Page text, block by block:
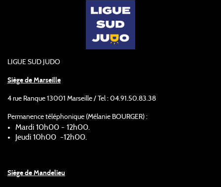
LIGUE SUD JUDO
Siège de Marseille
4 rue Ranque 13001 Marseille / Tel : 04.91.50.83.38
Permanence téléphonique (Mélanie BOURGER) :
Mardi 10h00 - 12h00.
Jeudi 10h00 -12h00.
Siège de Mandelieu